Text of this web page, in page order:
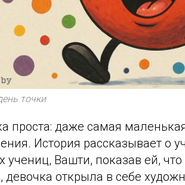
точки
проста: даже самая
История рассказывает о
учениц, Вашти, показав ей,
девочка открыла в себе